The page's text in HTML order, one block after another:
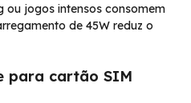
ou jogos intensos consomem
de 45W reduz o
para cartão SIM